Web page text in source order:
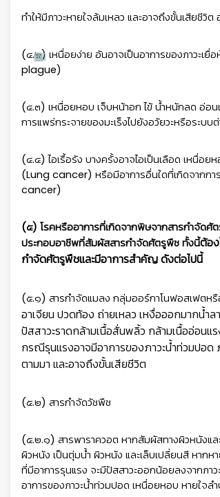
ทำให้มีภาวะหายใจล้มเหลว และอาจถึงขั้นเสียชี
(๔.๒) เหนื่อยง่าย อันอาจเป็นอาการของภาวะ
plague)
(๔.๓) เหนื่อยหอบ เจ็บหน้าอก ไข้ น้ำหนักลด อ่อน
การแพร่กระจายของมะเร็งไปยังอวัยวะหรือร
(๔.๔) ไอเรื้อรัง บางครั้งอาจไอเป็นเลือด เหนื่อ
(Lung cancer) หรือมีอาการอื่นใดที่เกิดจากการ
cancer)
(๕) โรคหรืออาการที่เกิดจากพิษจากสารกำจัดศั
ประกอบอาชีพที่สัมผัสสารกำจัดศัตรูพืช ทั้งนี้ต้อ
กำจัดศัตรูพืชและมีอาการสำคัญ ดังต่อไปนี้
(๕.๑) สารกำจัดแมลง กลุ่มออร์กาโนฟอสเฟตหรื
อาเจียน ปวดท้อง ถ่ายเหลว เหงื่อออกมากน้ำล
ปัสสาวะราดกล้ามเนื้อสั่นพลิ้ว กล้ามเนื้ออ่อนแ
กรณีรุนแรงอาจมีอาการของภาวะน้ำท่วมปอด
ตามมา และอาจถึงขั้นเสียชีวิต
(๕.๒) สารกำจัดวัชพืช
(๕.๒.๑) สารพาราควอต หากสัมผัสทางผิวหนังแล
ผิวหนัง เป็นตุ่มน้ำ ผิวหนัง และเล็บเปลี่ยนสี หากห
ที่มีอาการรุนแรง จะมีปัสสาวะออกน้อยลงจากภา
อาการของภาวะน้ำท่วมปอด เหนื่อยหอบ หายใจลำ